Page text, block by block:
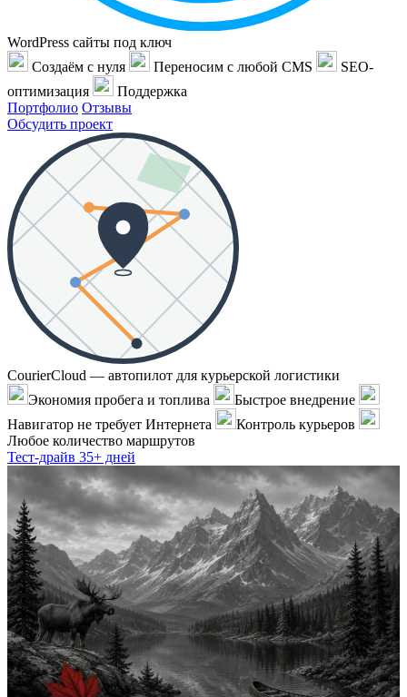
WordPress сайты под ключ
Создаём с нуля
Переносим с любой CMS
SEO-
оптимизация
Поддержка
Портфолио Отзывы
Обсудить проект
CourierCloud — автопилот для курьерской логистики
Экономия пробега и топлива
Быстрое внедрение
Навигатор не требует Интернета
Контроль курьеров
Любое количество маршрутов
Тест-драйв 35+ дней